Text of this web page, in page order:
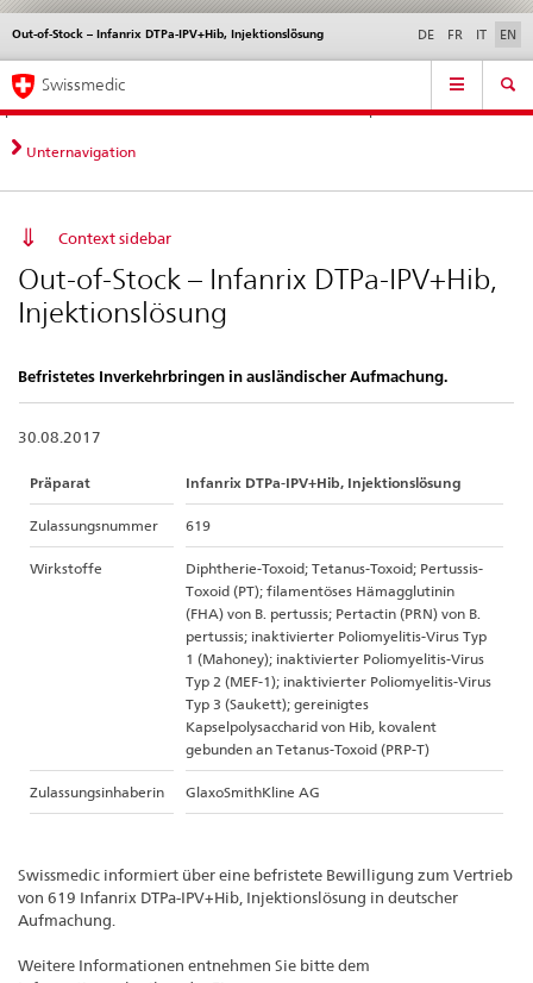
Direct
navigation:
news,
legal
contact
News &
standards
Contact | Support &
Help
Out-of-Stock – Infanrix DTPa-IPV+Hib, Injektionslösung
Languages DE FR IT EN
Service
Main
Navigation
Swissmedic
Unternavigation
Context sidebar
Out-of-Stock – Infanrix DTPa-IPV+Hib,
Injektionslösung
Befristetes Inverkehrbringen in ausländischer Aufmachung.
30.08.2017
Präparat Infanrix DTPa-IPV+Hib, Injektionslösung
Zulassungsnummer 619
Wirkstoffe
Diphtherie-Toxoid; Tetanus-Toxoid; Pertussis-
Toxoid (PT); filamentöses Hämagglutinin
(FHA) von B. pertussis; Pertactin (PRN) von B.
pertussis; inaktivierter Poliomyelitis-Virus Typ
1 (Mahoney); inaktivierter Poliomyelitis-Virus
Typ 2 (MEF-1); inaktivierter Poliomyelitis-Virus
Typ 3 (Saukett); gereinigtes
Kapselpolysaccharid von Hib, kovalent
gebunden an Tetanus-Toxoid (PRP-T)
Zulassungsinhaberin GlaxoSmithKline AG
Swissmedic informiert über eine befristete Bewilligung zum Vertrieb
von 619 Infanrix DTPa-IPV+Hib, Injektionslösung in deutscher
Aufmachung.
Weitere Informationen entnehmen Sie bitte dem